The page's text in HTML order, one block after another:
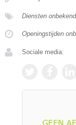
Diensten onbekend
Openingstijden
Sociale media: